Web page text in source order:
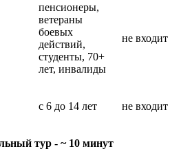
пенсионеры,
ветераны
боевых
действий,
студенты, 70+
лет, инвалиды
не входит
с 6 до 14 лет не входит
тур - ~ 10 минут